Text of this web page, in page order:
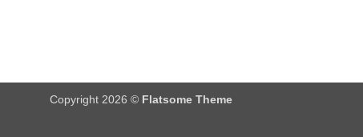
Copyright 2026 © Flatsome Theme